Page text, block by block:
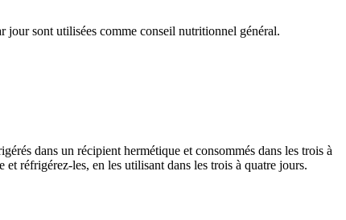
sont utilisées comme conseil nutritionnel général.
dans un récipient hermétique et consommés dans les trois à
réfrigérez-les, en les utilisant dans les trois à quatre jours.